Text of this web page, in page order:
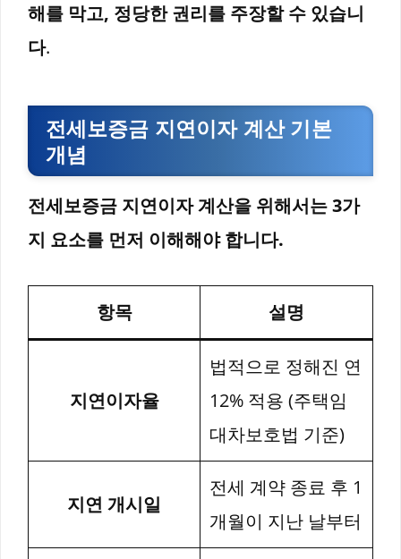
해를 막고, 정당한 권리를 주장할 수 있습니
다.
전세보증금 지연이자 계산 기본
개념
전세보증금 지연이자 계산을 위해서는 3가
지 요소를 먼저 이해해야 합니다.
항목 설명
지연이자율
법적으로 정해진 연
12% 적용 (주택임
대차보호법 기준)
지연 개시일
전세 계약 종료 후 1
개월이 지난 날부터